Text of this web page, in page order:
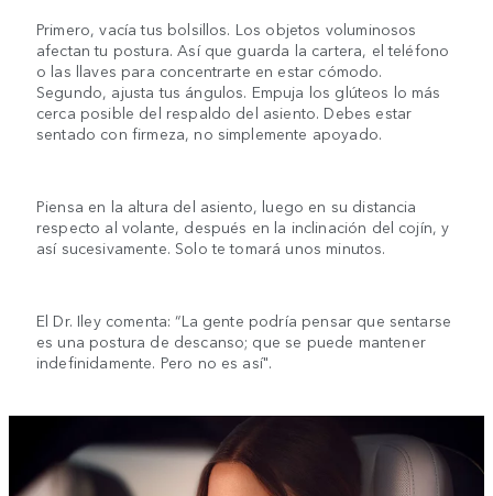
Primero, vacía tus bolsillos. Los objetos voluminosos
afectan tu postura. Así que guarda la cartera, el teléfono
o las llaves para concentrarte en estar cómodo.
Segundo, ajusta tus ángulos. Empuja los glúteos lo más
cerca posible del respaldo del asiento. Debes estar
sentado con firmeza, no simplemente apoyado.
Piensa en la altura del asiento, luego en su distancia
respecto al volante, después en la inclinación del cojín, y
así sucesivamente. Solo te tomará unos minutos.
El Dr. Iley comenta: “La gente podría pensar que sentarse
es una postura de descanso; que se puede mantener
indefinidamente. Pero no es así".